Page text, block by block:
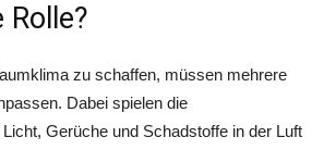
zu schaffen, müssen mehrere
Dabei spielen die
Gerüche und Schadstoffe in der Luft